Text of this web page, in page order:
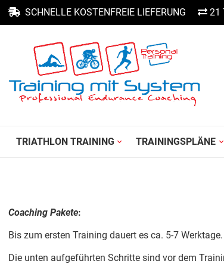
SCHNELLE KOSTENFREIE LIEFERUNG 21
TRIATHLON TRAINING TRAININGSPLÄNE
Coaching Pakete:
Bis zum ersten Training dauert es ca. 5-7 Werktage.
Die unten aufgeführten Schritte sind vor dem